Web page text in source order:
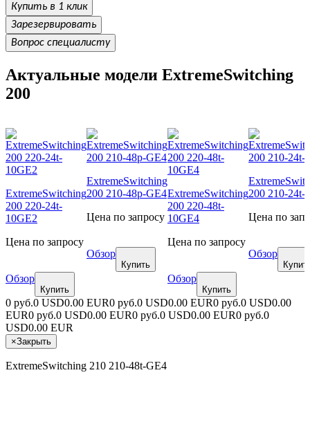
Купить в 1 клик
Зарезервировать
Вопрос специалисту
Актуальные модели ExtremeSwitching
200
ExtremeSwitching
200 220-24t-
10GE2
Цена по запросу
Обзор
Купить
ExtremeSwitching
200 210-48p-GE4
Цена по запросу
Обзор
Купить
ExtremeSwitching
200 220-48t-
10GE4
Цена по запросу
Обзор
Купить
200 210-24t-
Цена по
Обзор
0 руб.0 USD0.00 EUR0 руб.0 USD0.00 EUR0 руб.0 USD0.00
EUR0 руб.0 USD0.00 EUR0 руб.0 USD0.00 EUR0 руб.0
USD0.00 EUR
×Закрыть
ExtremeSwitching 210 210-48t-GE4